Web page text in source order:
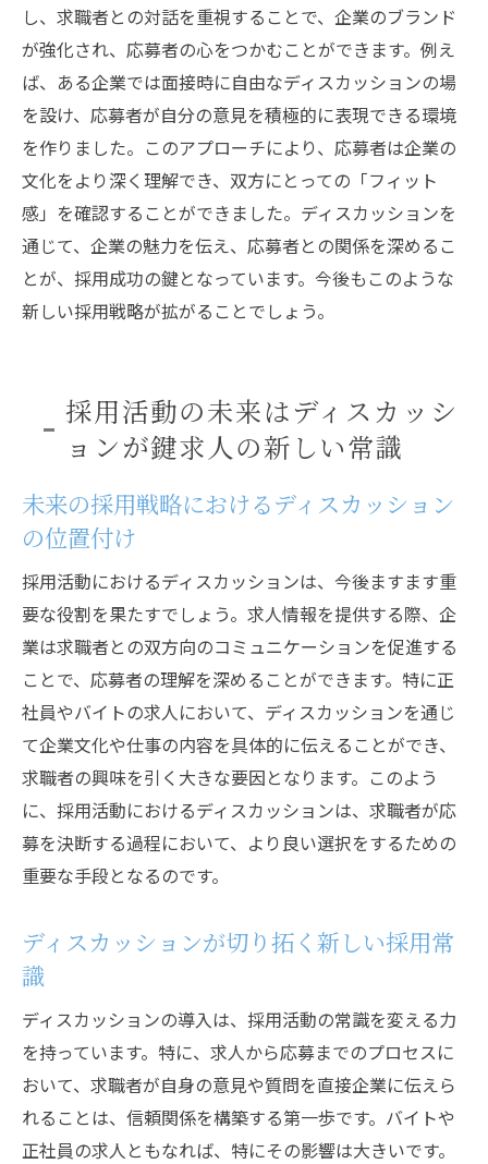
し、求職者との対話を重視することで、企業のブランド
が強化され、応募者の心をつかむことができます。例え
ば、ある企業では面接時に自由なディスカッションの場
を設け、応募者が自分の意見を積極的に表現できる環境
を作りました。このアプローチにより、応募者は企業の
文化をより深く理解でき、双方にとっての「フィット
感」を確認することができました。ディスカッションを
通じて、企業の魅力を伝え、応募者との関係を深めるこ
とが、採用成功の鍵となっています。今後もこのような
新しい採用戦略が拡がることでしょう。
採用活動の未来はディスカッシ
ョンが鍵求人の新しい常識
未来の採用戦略におけるディスカッション
の位置付け
採用活動におけるディスカッションは、今後ますます重
要な役割を果たすでしょう。求人情報を提供する際、企
業は求職者との双方向のコミュニケーションを促進する
ことで、応募者の理解を深めることができます。特に正
社員やバイトの求人において、ディスカッションを通じ
て企業文化や仕事の内容を具体的に伝えることができ、
求職者の興味を引く大きな要因となります。このよう
に、採用活動におけるディスカッションは、求職者が応
募を決断する過程において、より良い選択をするための
重要な手段となるのです。
ディスカッションが切り拓く新しい採用常
識
ディスカッションの導入は、採用活動の常識を変える力
を持っています。特に、求人から応募までのプロセスに
おいて、求職者が自身の意見や質問を直接企業に伝えら
れることは、信頼関係を構築する第一歩です。バイトや
正社員の求人ともなれば、特にその影響は大きいです。